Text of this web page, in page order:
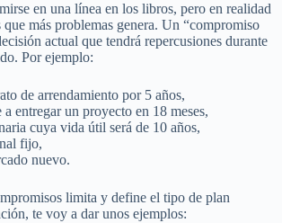
en una línea en los libros, pero en realidad
que más problemas genera. Un “compromiso
actual que tendrá repercusiones durante
Por ejemplo:
de arrendamiento por 5 años,
a entregar un proyecto en 18 meses,
cuya vida útil será de 10 años,
fijo,
nuevo.
limita y define el tipo de plan
te voy a dar unos ejemplos: